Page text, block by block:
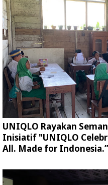
UNIQLO Rayakan
Inisiatif "UNIQLO
All. Made for Indonesia.”